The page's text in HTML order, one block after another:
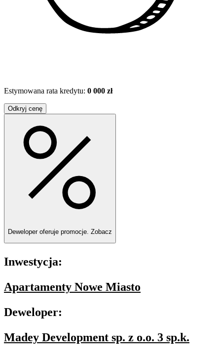
Estymowana rata kredytu: 0 000 zł
Odkryj cenę
Deweloper oferuje promocje. Zobacz
Inwestycja:
Apartamenty Nowe Miasto
Deweloper:
Madey Development sp. z o.o. 3 sp.k.